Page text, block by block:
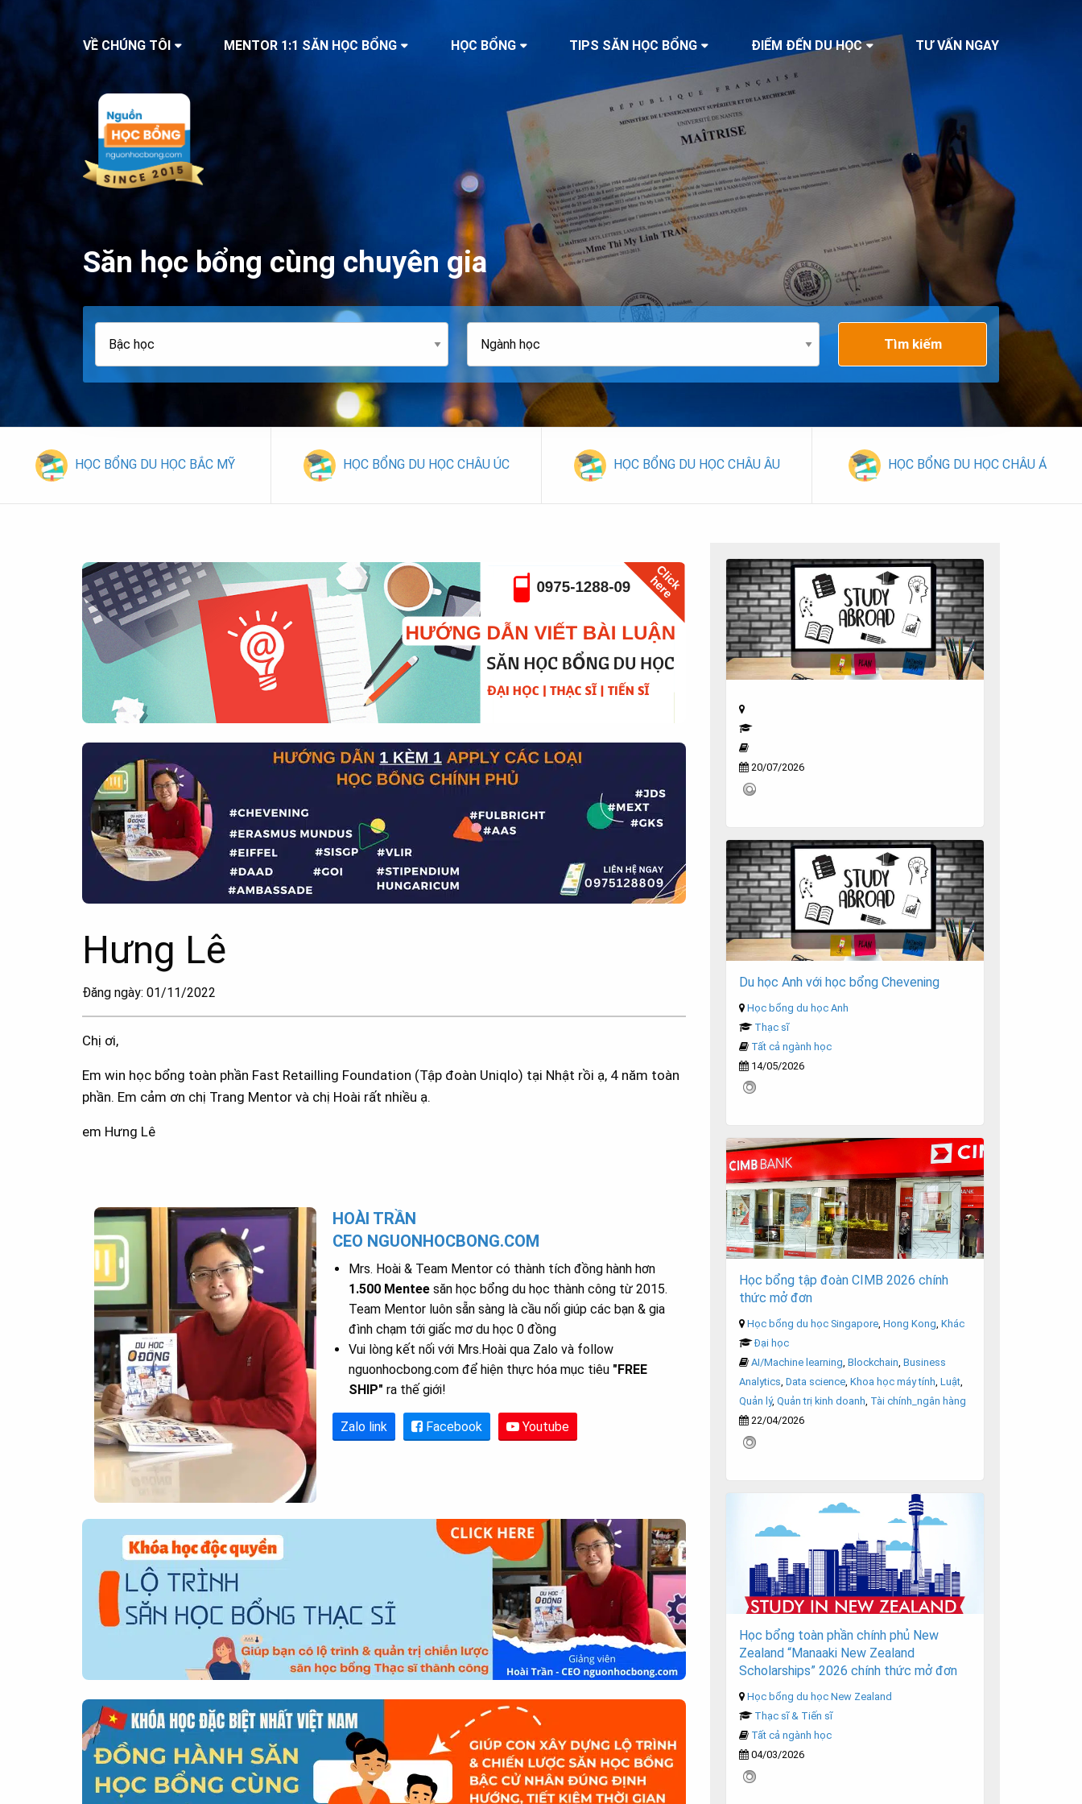
VỀ CHÚNG TÔI MENTOR 1:1 SĂN HỌC BỔNG HỌC BỔNG TIPS SĂN HỌC BỔNG ĐIỂM ĐẾN DU HỌC TƯ VẤN NGAY
Săn học bổng cùng chuyên gia
Tìm kiếm
HỌC BỔNG DU HỌC BẮC MỸ HỌC BỔNG DU HỌC CHÂU ÚC HỌC BỔNG DU HỌC CHÂU ÂU HỌC BỔNG DU HỌC CHÂU Á
Hưng Lê
Đăng ngày: 01/11/2022
Chị ơi,
Em win học bổng toàn phần Fast Retailling Foundation (Tập đoàn Uniqlo) tại Nhật rồi ạ, 4 năm toàn
phần. Em cảm ơn chị Trang Mentor và chị Hoài rất nhiều ạ.
em Hưng Lê
HOÀI TRẦN
CEO NGUONHOCBONG.COM
Mrs. Hoài & Team Mentor có thành tích đồng hành hơn
1.500 Mentee săn học bổng du học thành công từ 2015.
Team Mentor luôn sẵn sàng là cầu nối giúp các bạn & gia
đình chạm tới giấc mơ du học 0 đồng
Vui lòng kết nối với Mrs.Hoài qua Zalo và follow
nguonhocbong.com để hiện thực hóa mục tiêu "FREE
SHIP" ra thế giới!
Zalo link Facebook Youtube
20/07/2026
Du học Anh với học bổng Chevening
Học bổng du học Anh
Thạc sĩ
Tất cả ngành học
14/05/2026
Học bổng tập đoàn CIMB 2026 chính
thức mở đơn
Học bổng du học Singapore, Hong Kong, Khác
Đại học
AI/Machine learning, Blockchain, Business
Analytics, Data science, Khoa học máy tính, Luật,
Quản lý, Quản trị kinh doanh, Tài chính_ngân hàng
22/04/2026
Học bổng toàn phần chính phủ New
Zealand “Manaaki New Zealand
Scholarships” 2026 chính thức mở đơn
Học bổng du học New Zealand
Thạc sĩ & Tiến sĩ
Tất cả ngành học
04/03/2026